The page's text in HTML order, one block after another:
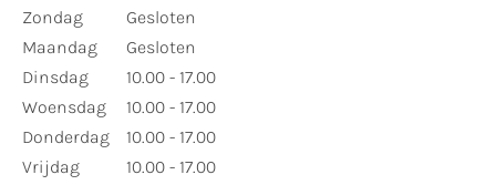
​Zondag
Maandag
Dinsdag
Woensdag
Donderdag
Vrijdag
Gesloten
Gesloten
10.00 - 17.00
10.00 - 17.00
10.00 - 17.00
10.00 - 17.00